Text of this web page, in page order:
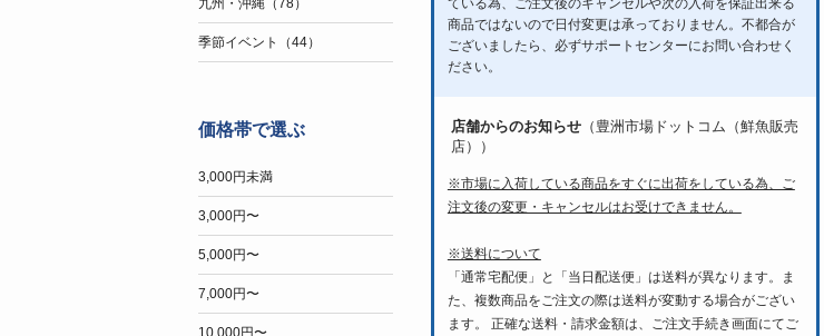
商品ではないので日付変更は承っておりません。不都合が
ございましたら、必ずサポートセンターにお問い合わせく
ださい。
店舗からのお知らせ（豊洲市場ドットコム（鮮魚販売
店））
※市場に入荷している商品をすぐに出荷をしている為、ご
注文後の変更・キャンセルはお受けできません。
※送料について
「通常宅配便」と「当日配送便」は送料が異なります。ま
た、複数商品をご注文の際は送料が変動する場合がござい
ます。 正確な送料・請求金額は、ご注文手続き画面にてご
九州・沖縄（78）
季節イベント（44）
価格帯で選ぶ
3,000円未満
3,000円〜
5,000円〜
7,000円〜
10,000円〜